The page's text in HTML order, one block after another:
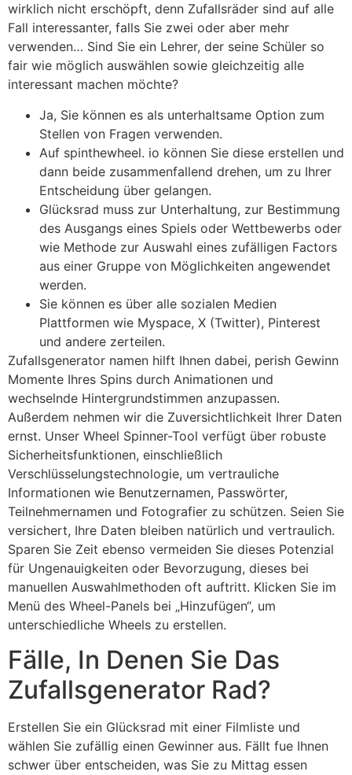
wirklich nicht erschöpft, denn Zufallsräder sind auf alle
Fall interessanter, falls Sie zwei oder aber mehr
verwenden… Sind Sie ein Lehrer, der seine Schüler so
fair wie möglich auswählen sowie gleichzeitig alle
interessant machen möchte?
Ja, Sie können es als unterhaltsame Option zum
Stellen von Fragen verwenden.
Auf spinthewheel. io können Sie diese erstellen und
dann beide zusammenfallend drehen, um zu Ihrer
Entscheidung über gelangen.
Glücksrad muss zur Unterhaltung, zur Bestimmung
des Ausgangs eines Spiels oder Wettbewerbs oder
wie Methode zur Auswahl eines zufälligen Factors
aus einer Gruppe von Möglichkeiten angewendet
werden.
Sie können es über alle sozialen Medien
Plattformen wie Myspace, X (Twitter), Pinterest
und andere zerteilen.
Zufallsgenerator namen hilft Ihnen dabei, perish Gewinn
Momente Ihres Spins durch Animationen und
wechselnde Hintergrundstimmen anzupassen.
Außerdem nehmen wir die Zuversichtlichkeit Ihrer Daten
ernst. Unser Wheel Spinner-Tool verfügt über robuste
Sicherheitsfunktionen, einschließlich
Verschlüsselungstechnologie, um vertrauliche
Informationen wie Benutzernamen, Passwörter,
Teilnehmernamen und Fotografier zu schützen. Seien Sie
versichert, Ihre Daten bleiben natürlich und vertraulich.
Sparen Sie Zeit ebenso vermeiden Sie dieses Potenzial
für Ungenauigkeiten oder Bevorzugung, dieses bei
manuellen Auswahlmethoden oft auftritt. Klicken Sie im
Menü des Wheel-Panels bei „Hinzufügen“, um
unterschiedliche Wheels zu erstellen.
Fälle, In Denen Sie Das
Zufallsgenerator Rad?
Erstellen Sie ein Glücksrad mit einer Filmliste und
wählen Sie zufällig einen Gewinner aus. Fällt fue Ihnen
schwer über entscheiden, was Sie zu Mittag essen